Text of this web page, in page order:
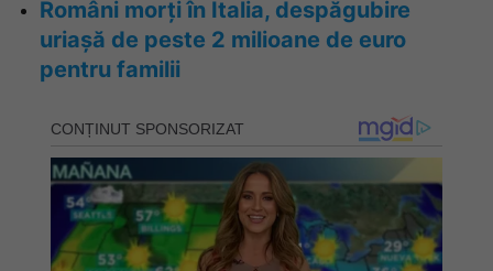
Români morți în Italia, despăgubire
uriașă de peste 2 milioane de euro
pentru familii